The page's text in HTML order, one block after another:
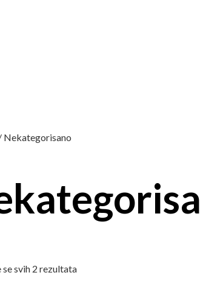
Nekategorisano
svih 2 rezultata